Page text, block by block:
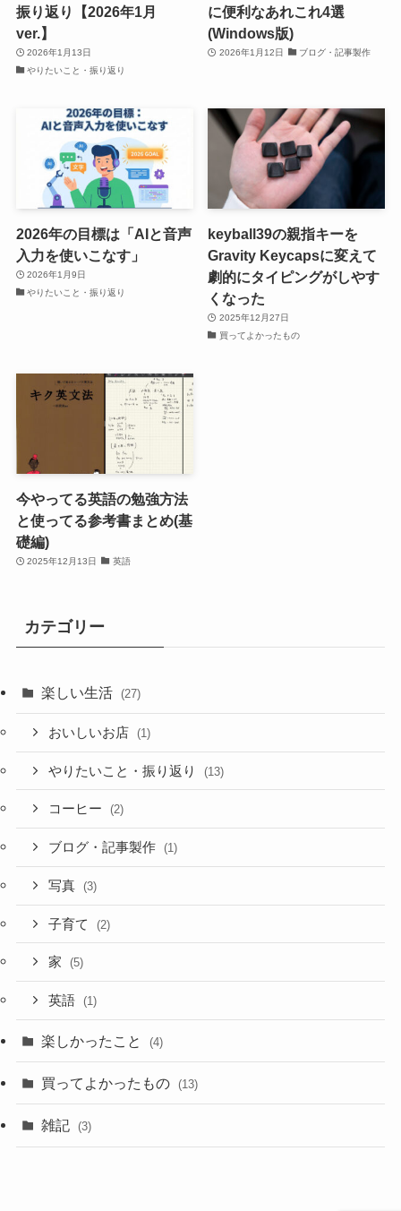
振り返り【2026年1月
ver.】
2026年1月13日
やりたいこと・振り返り
に便利なあれこれ4選
(Windows版)
2026年1月12日 ブログ・記事製作
2026年の目標は「AIと音声
入力を使いこなす」
2026年1月9日
やりたいこと・振り返り
keyball39の親指キーを
Gravity Keycapsに変えて
劇的にタイピングがしやす
くなった
2025年12月27日
買ってよかったもの
今やってる英語の勉強方法
と使ってる参考書まとめ(基
礎編)
2025年12月13日 英語
カテゴリー
楽しい生活 (27)
おいしいお店 (1)
やりたいこと・振り返り (13)
コーヒー (2)
ブログ・記事製作 (1)
写真 (3)
子育て (2)
家 (5)
英語 (1)
楽しかったこと (4)
買ってよかったもの (13)
雑記 (3)